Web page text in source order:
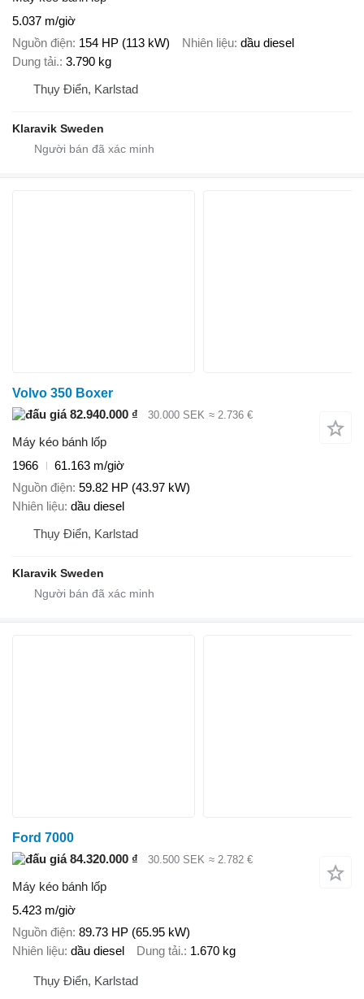
5.037 m/giờ
Nguồn điện 154 HP (113 kW) Nhiên liệu dầu diesel
Dung tải. 3.790 kg
Thụy Điển, Karlstad
Klaravik Sweden
Volvo 350 Boxer
82.940.000 ₫
30.000 SEK ≈ 2.736 €
Máy kéo bánh lốp
1966
61.163 m/giờ
Nguồn điện 59.82 HP (43.97 kW)
Nhiên liệu dầu diesel
Thụy Điển, Karlstad
Klaravik Sweden
Ford 7000
84.320.000 ₫
30.500 SEK ≈ 2.782 €
Máy kéo bánh lốp
5.423 m/giờ
Nguồn điện 89.73 HP (65.95 kW)
Nhiên liệu dầu diesel Dung tải. 1.670 kg
Thụy Điển, Karlstad